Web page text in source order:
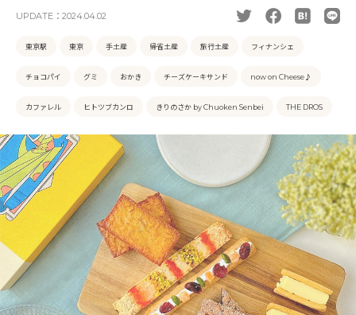
UPDATE： 2024.04.02
東京駅 東京 手土産 帰省土産 旅行土産 フィナンシェ
チョコパイ グミ おかき チーズケーキサンド now on Cheese♪
カファレル ヒトツブカンロ きりのさか by Chuoken Senbei THE DROS